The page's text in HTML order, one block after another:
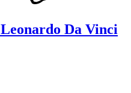
Leonardo Da Vinci